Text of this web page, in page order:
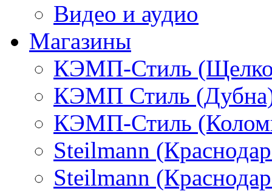
Видео и аудио
Магазины
КЭМП-Стиль
КЭМП Стиль
КЭМП-Стиль
Steilmann
Steilmann